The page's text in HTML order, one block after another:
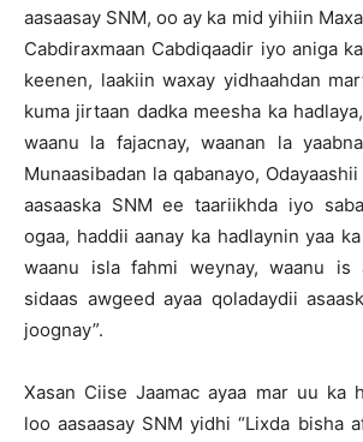
aasaasay SNM, oo ay ka mid yihiin
Cabdiraxmaan Cabdiqaadir iyo aniga
keenen, laakiin waxay yidhaahdan
kuma jirtaan dadka meesha ka
waanu la fajacnay, waanan la
Munaasibadan la qabanayo,
aasaaska SNM ee taariikhda iyo
ogaa, haddii aanay ka hadlaynin yaa
waanu isla fahmi weynay, waanu is
sidaas awgeed ayaa qoladaydii
joognay”.
Xasan Ciise Jaamac ayaa mar uu ka
loo aasaasay SNM yidhi “Lixda bisha